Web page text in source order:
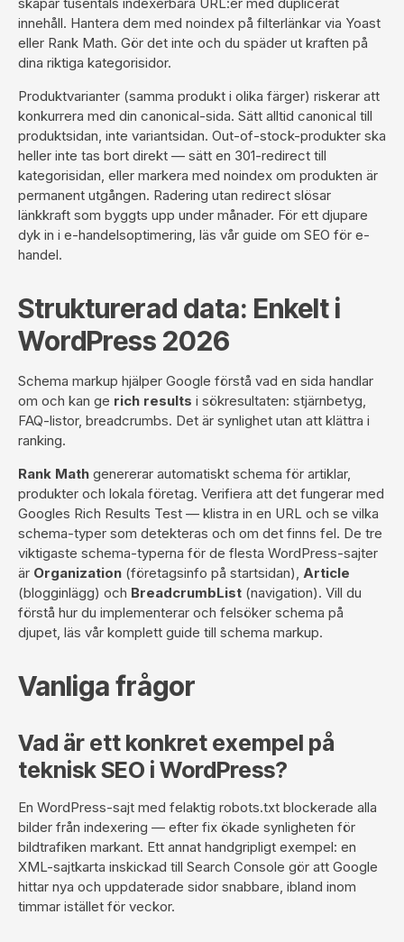
innehåll. Hantera dem med noindex på filterlänkar via Yoast
eller Rank Math. Gör det inte och du späder ut kraften på
dina riktiga kategorisidor.
Produktvarianter (samma produkt i olika färger) riskerar att
konkurrera med din canonical-sida. Sätt alltid canonical till
produktsidan, inte variantsidan. Out-of-stock-produkter ska
heller inte tas bort direkt — sätt en 301-redirect till
kategorisidan, eller markera med noindex om produkten är
permanent utgången. Radering utan redirect slösar
länkkraft som byggts upp under månader. För ett djupare
dyk in i e-handelsoptimering, läs vår guide om SEO för e-
handel.
Strukturerad data: Enkelt i
WordPress 2026
Schema markup hjälper Google förstå vad en sida handlar
om och kan ge rich results i sökresultaten: stjärnbetyg,
FAQ-listor, breadcrumbs. Det är synlighet utan att klättra i
ranking.
Rank Math genererar automatiskt schema för artiklar,
produkter och lokala företag. Verifiera att det fungerar med
Googles Rich Results Test — klistra in en URL och se vilka
schema-typer som detekteras och om det finns fel. De tre
viktigaste schema-typerna för de flesta WordPress-sajter
är Organization (företagsinfo på startsidan), Article
(blogginlägg) och BreadcrumbList (navigation). Vill du
förstå hur du implementerar och felsöker schema på
djupet, läs vår komplett guide till schema markup.
Vanliga frågor
Vad är ett konkret exempel på
teknisk SEO i WordPress?
En WordPress-sajt med felaktig robots.txt blockerade alla
bilder från indexering — efter fix ökade synligheten för
bildtrafiken markant. Ett annat handgripligt exempel: en
XML-sajtkarta inskickad till Search Console gör att Google
hittar nya och uppdaterade sidor snabbare, ibland inom
timmar istället för veckor.